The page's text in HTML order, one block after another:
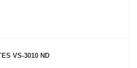
VS-3010 ND